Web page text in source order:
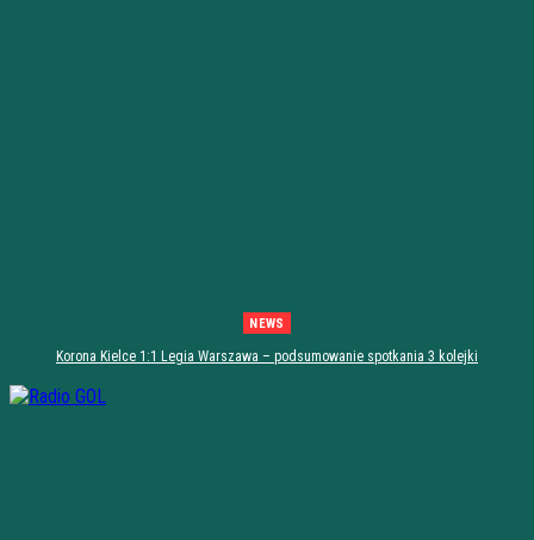
NEWS
Korona Kielce 1:1 Legia Warszawa – podsumowanie spotkania 3 kolejki